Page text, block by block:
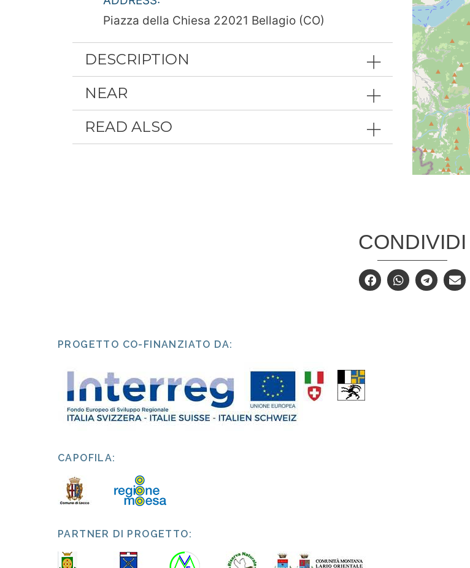
Piazza della Chiesa 22021 Bellagio (CO)
DESCRIPTION
NEAR
READ ALSO
CONDIVIDI
PROGETTO CO-FINANZIATO DA:
CAPOFILA:
PARTNER DI PROGETTO: